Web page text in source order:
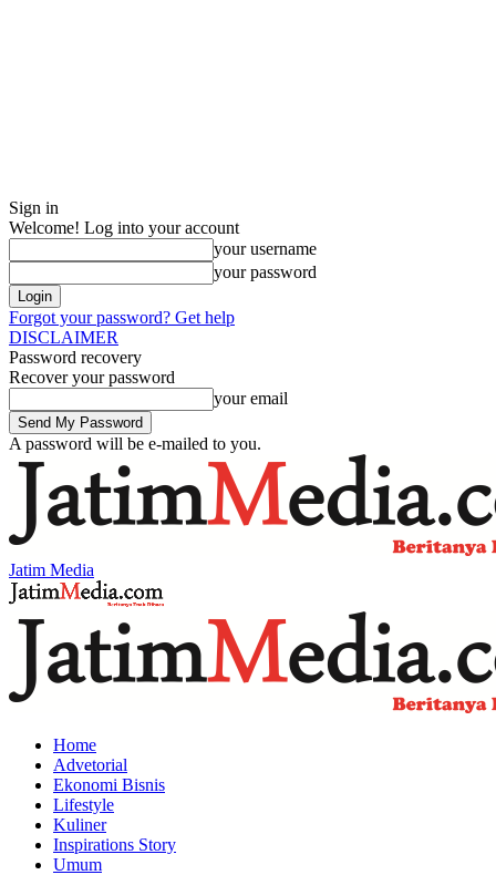
Sign in
Welcome! Log into your account
your username
your password
Forgot your password? Get help
DISCLAIMER
Password recovery
Recover your password
your email
A password will be e-mailed to you.
Jatim Media
Home
Advetorial
Ekonomi Bisnis
Lifestyle
Kuliner
Inspirations Story
Umum